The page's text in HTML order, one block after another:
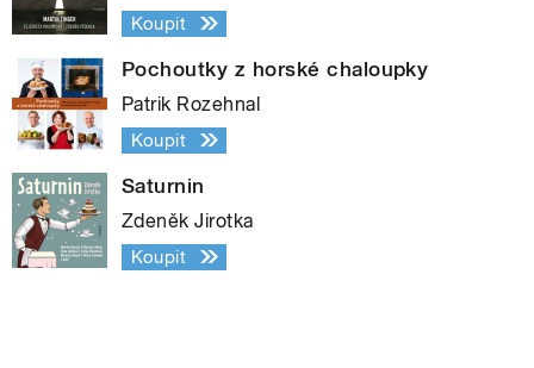
Koupit
Pochoutky z horské chaloupky
Patrik Rozehnal
Koupit
Saturnin
Zdeněk Jirotka
Koupit